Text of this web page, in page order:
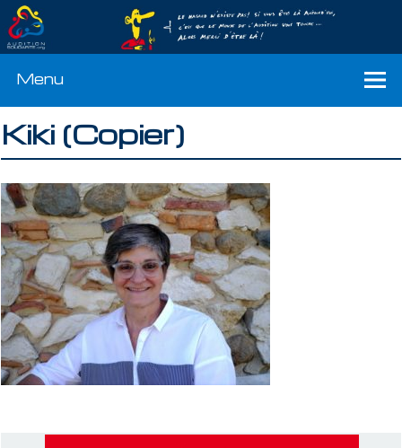
Menu
Kiki (Copier)